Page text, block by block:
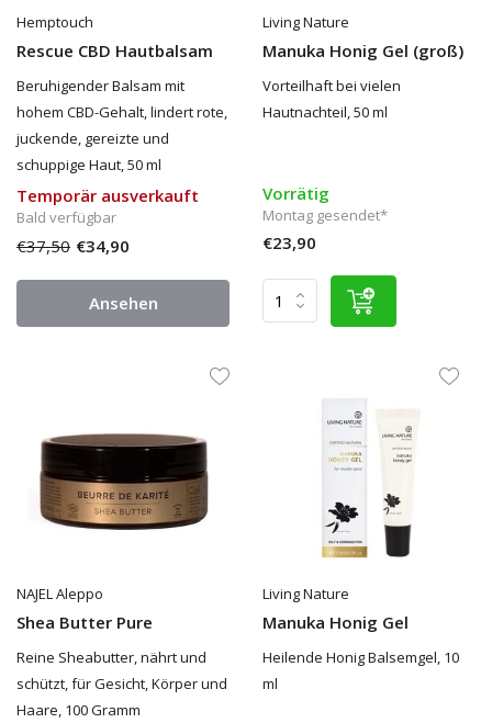
Hemptouch
Rescue CBD Hautbalsam
Beruhigender Balsam mit
hohem CBD-Gehalt, lindert rote,
juckende, gereizte und
schuppige Haut, 50 ml
Temporär ausverkauft
Bald verfügbar
€37,50 €34,90
Ansehen
Living Nature
Manuka Honig Gel (groß)
Vorteilhaft bei vielen
Hautnachteil, 50 ml
Vorrätig
Montag gesendet*
€23,90
NAJEL Aleppo
Shea Butter Pure
Reine Sheabutter, nährt und
schützt, für Gesicht, Körper und
Haare, 100 Gramm
Living Nature
Manuka Honig Gel
Heilende Honig Balsemgel, 10
ml